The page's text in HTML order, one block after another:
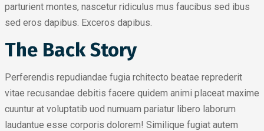
parturient montes, nascetur ridiculus mus faucibus sed ibus
sed eros dapibus. Exceros dapibus.
The Back Story
Perferendis repudiandae fugia rchitecto beatae reprederit
vitae recusandae debitis facere quidem animi placeat maxime
cuuntur at voluptatib uod numuam pariatur libero laborum
laudantue esse corporis dolorem! Similique fugiat autem